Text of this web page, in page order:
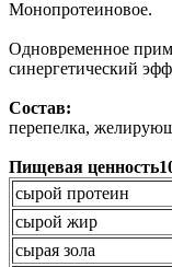
Монопротеиновое.
Одновременное
синергетический
Состав:
перепелка,
Пищевая
сырой протеин
сырой жир
сырая зола